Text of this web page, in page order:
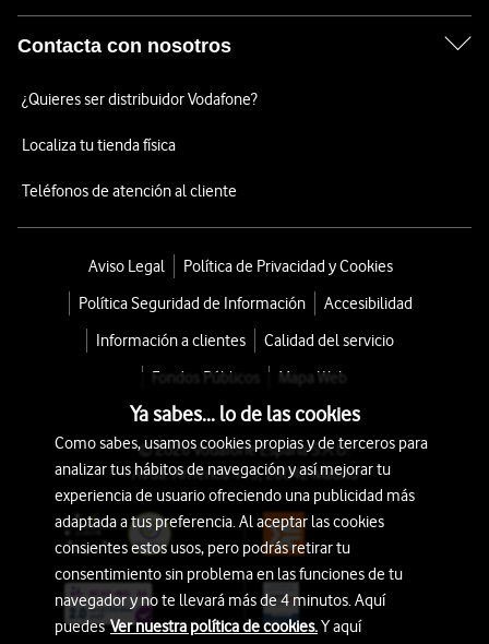
Contacta con nosotros
¿Quieres ser distribuidor Vodafone?
Localiza tu tienda física
Teléfonos de atención al cliente
Aviso Legal
Política de Privacidad y Cookies
Política Seguridad de Información
Accesibilidad
Información a clientes
Calidad del servicio
Fondos Públicos
Mapa Web
© 2026 Vodafone España S.A.U.
Avda. América 115, 28042 Madrid
Ya sabes... lo de las cookies
Como sabes, usamos cookies propias y de terceros para
analizar tus hábitos de navegación y así mejorar tu
experiencia de usuario ofreciendo una publicidad más
adaptada a tus preferencia. Al aceptar las cookies
consientes estos usos, pero podrás retirar tu
consentimiento sin problema en las funciones de tu
navegador y no te llevará más de 4 minutos. Aquí
puedesVer nuestra política de cookies.Y aquí